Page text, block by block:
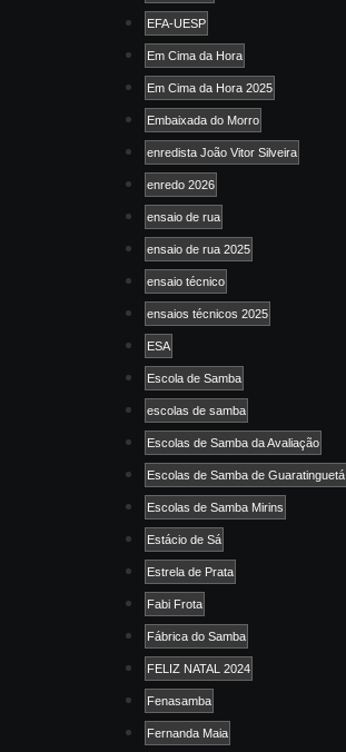
EFA-UESP
Em Cima da Hora
Em Cima da Hora 2025
Embaixada do Morro
enredista João Vitor Silveira
enredo 2026
ensaio de rua
ensaio de rua 2025
ensaio técnico
ensaios técnicos 2025
ESA
Escola de Samba
escolas de samba
Escolas de Samba da Avaliação
Escolas de Samba de Guaratinguetá
Escolas de Samba Mirins
Estácio de Sá
Estrela de Prata
Fabi Frota
Fábrica do Samba
FELIZ NATAL 2024
Fenasamba
Fernanda Maia